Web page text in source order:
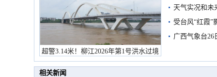
超警3.14米！柳江2026年第1号洪水过境
市民在堤岸见证汛况
天气实况和未
受台风“红霞”
有较强降雨
广西气象台26
相关新闻